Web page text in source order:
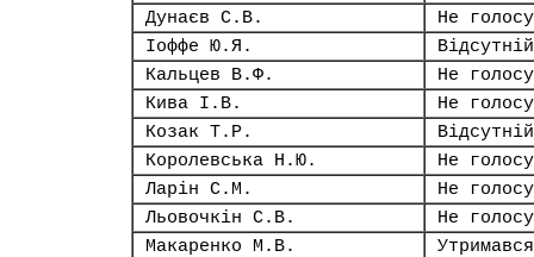
Дунаєв С.В.
Не
Іоффе Ю.Я.
Відсутній
Кальцев В.Ф.
Не
Кива І.В.
Не
Козак Т.Р.
Відсутній
Королевська Н.Ю.
Не
Ларін С.М.
Не
Льовочкін С.В.
Не
Макаренко М.В.
Утримався